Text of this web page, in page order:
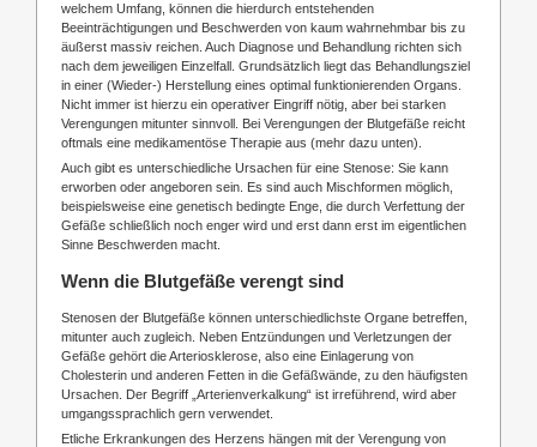
welchem Umfang, können die hierdurch entstehenden
Beeinträchtigungen und Beschwerden von kaum wahrnehmbar bis zu
äußerst massiv reichen. Auch Diagnose und Behandlung richten sich
nach dem jeweiligen Einzelfall. Grundsätzlich liegt das Behandlungsziel
in einer (Wieder-) Herstellung eines optimal funktionierenden Organs.
Nicht immer ist hierzu ein operativer Eingriff nötig, aber bei starken
Verengungen mitunter sinnvoll. Bei Verengungen der Blutgefäße reicht
oftmals eine medikamentöse Therapie aus (mehr dazu unten).
Auch gibt es unterschiedliche Ursachen für eine Stenose: Sie kann
erworben oder angeboren sein. Es sind auch Mischformen möglich,
beispielsweise eine genetisch bedingte Enge, die durch Verfettung der
Gefäße schließlich noch enger wird und erst dann erst im eigentlichen
Sinne Beschwerden macht.
Wenn die Blutgefäße verengt sind
Stenosen der Blutgefäße können unterschiedlichste Organe betreffen,
mitunter auch zugleich. Neben Entzündungen und Verletzungen der
Gefäße gehört die Arteriosklerose, also eine Einlagerung von
Cholesterin und anderen Fetten in die Gefäßwände, zu den häufigsten
Ursachen. Der Begriff „Arterienverkalkung“ ist irreführend, wird aber
umgangssprachlich gern verwendet.
Etliche Erkrankungen des Herzens hängen mit der Verengung von